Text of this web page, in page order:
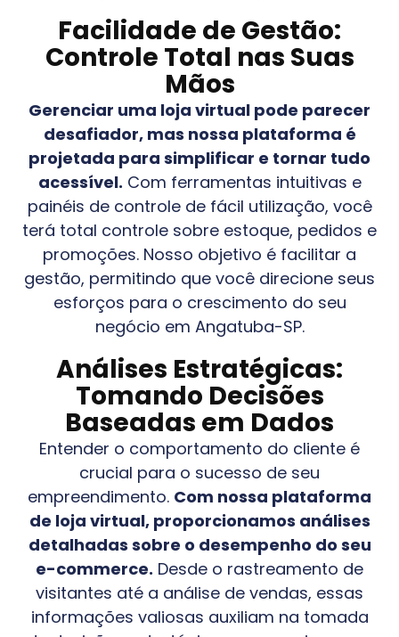
Facilidade de Gestão:
Controle Total nas Suas
Mãos
Gerenciar uma loja virtual pode parecer
desafiador, mas nossa plataforma é
projetada para simplificar e tornar tudo
acessível. Com ferramentas intuitivas e
painéis de controle de fácil utilização, você
terá total controle sobre estoque, pedidos e
promoções. Nosso objetivo é facilitar a
gestão, permitindo que você direcione seus
esforços para o crescimento do seu
negócio em Angatuba-SP.
Análises Estratégicas:
Tomando Decisões
Baseadas em Dados
Entender o comportamento do cliente é
crucial para o sucesso de seu
empreendimento. Com nossa plataforma
de loja virtual, proporcionamos análises
detalhadas sobre o desempenho do seu
e-commerce. Desde o rastreamento de
visitantes até a análise de vendas, essas
informações valiosas auxiliam na tomada